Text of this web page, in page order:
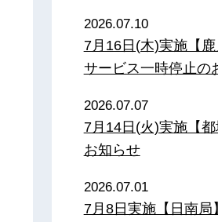
2026.07.10
7月16日(木)実施【
サービス一時停止の
2026.07.07
7月14日(火)実施【
お知らせ
2026.07.01
7月8日実施【日南